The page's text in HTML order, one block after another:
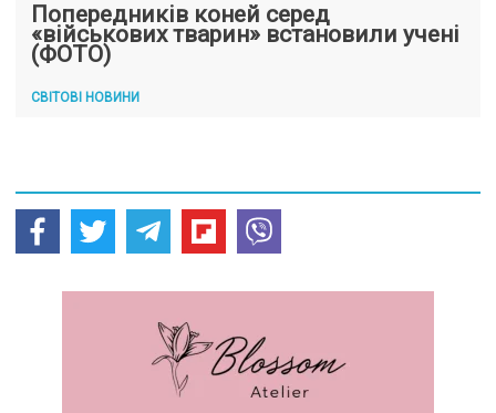
Попередників коней серед
«військових тварин» встановили учені
(ФОТО)
СВІТОВІ НОВИНИ